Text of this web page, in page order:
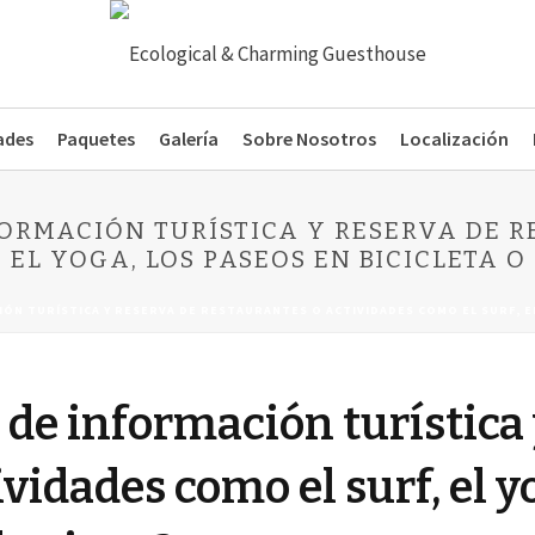
Paquetes Galería Sobre Nosotros Localización
TURÍSTICA Y RESERVA DE
YOGA, LOS PASEOS EN BICICLETA
de información turística
como el surf, el